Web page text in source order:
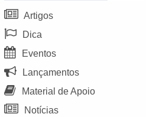
Artigos
Dica
Eventos
Lançamentos
Material de Apoio
Notícias